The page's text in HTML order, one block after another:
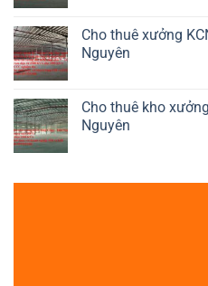
Cho thuê xưởng
Nguyên
Cho thuê kho
Nguyên